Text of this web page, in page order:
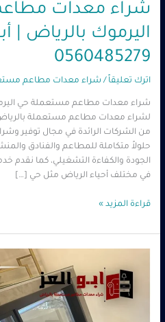
شراء معدات
اليرموك بالرياض |
0560485279
اترك تعليقاً / شراء معدات مطاعم
شراء معدات مطاعم مستعملة حي
من الشركات الرائدة في مجال توفير
حلولاً متكاملة للمطاعم والفنادق
الجودة والكفاءة التشغيلي، كما نقدم
في مختلف أحياء الرياض مثل حي […]
قراءة المزيد »
معدات
مطاعم
مستعملة